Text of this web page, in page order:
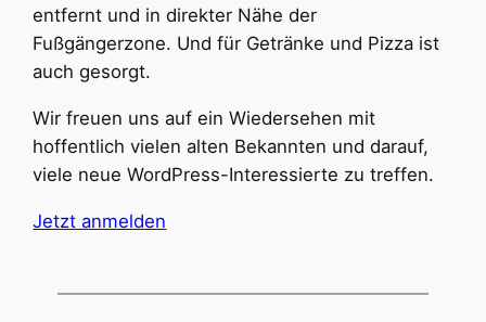
entfernt und in direkter Nähe der
Fußgängerzone. Und für Getränke und Pizza ist
auch gesorgt.
Wir freuen uns auf ein Wiedersehen mit
hoffentlich vielen alten Bekannten und darauf,
viele neue WordPress-Interessierte zu treffen.
Jetzt anmelden